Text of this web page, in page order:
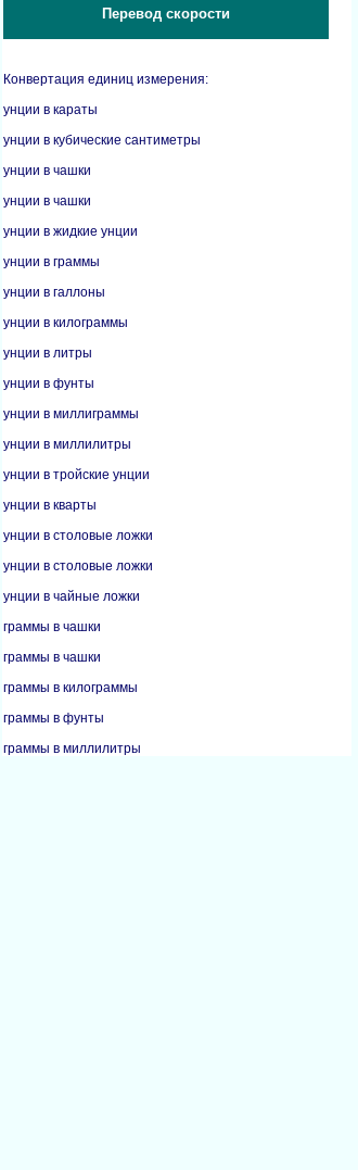
Перевод скорости
Конвертация единиц измерения:
унции в караты
унции в кубические сантиметры
унции в чашки
унции в чашки
унции в жидкие унции
унции в граммы
унции в галлоны
унции в килограммы
унции в литры
унции в фунты
унции в миллиграммы
унции в миллилитры
унции в тройские унции
унции в кварты
унции в столовые ложки
унции в столовые ложки
унции в чайные ложки
граммы в чашки
граммы в чашки
граммы в килограммы
граммы в фунты
граммы в миллилитры